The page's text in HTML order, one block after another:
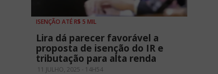
ISENÇÃO ATÉ R$ 5 MIL
Lira dá parecer favorável a
proposta de isenção do IR e
tributação para alta renda
11 JULHO, 2025 - 14H54